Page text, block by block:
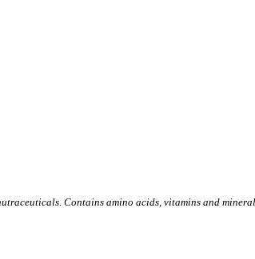
Contains amino acids, vitamins and